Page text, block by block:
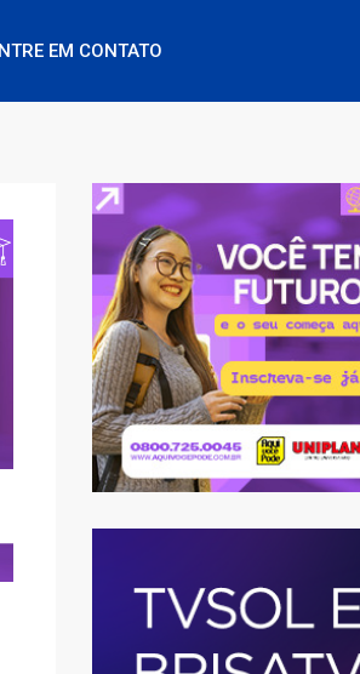
EM CONTATO